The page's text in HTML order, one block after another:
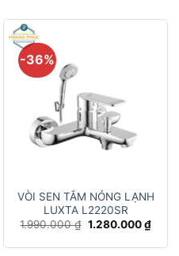
-36%
VÒI SEN TẮM NÓNG LẠNH
LUXTA L2220SR
1.990.000₫ Giá
là:
1.280.000₫Giá
hiện
tại